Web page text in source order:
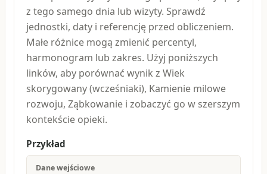
z tego samego dnia lub wizyty. Sprawdź
jednostki, daty i referencję przed obliczeniem.
Małe różnice mogą zmienić percentyl,
harmonogram lub zakres. Użyj poniższych
linków, aby porównać wynik z Wiek
skorygowany (wcześniaki), Kamienie milowe
rozwoju, Ząbkowanie i zobaczyć go w szerszym
kontekście opieki.
Przykład
Dane wejściowe